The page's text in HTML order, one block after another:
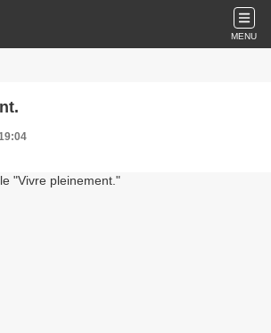
MENU